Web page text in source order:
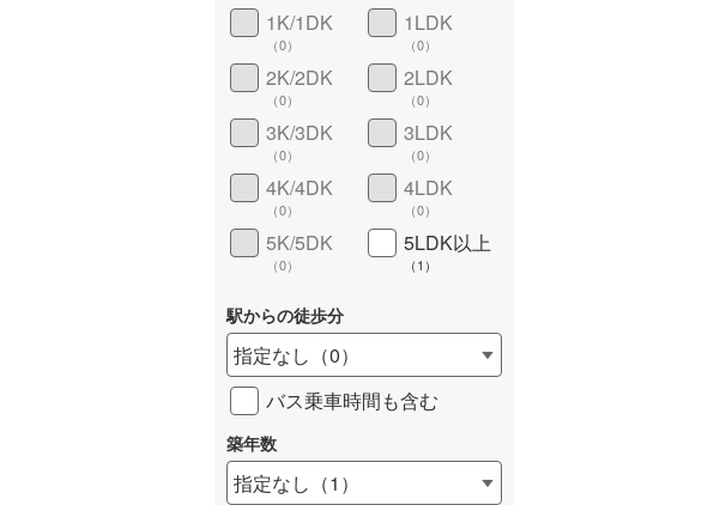
1K/1DK
（0）
1LDK
（0）
2K/2DK
（0）
2LDK
（0）
3K/3DK
（0）
3LDK
（0）
4K/4DK
（0）
4LDK
（0）
5K/5DK
（0）
5LDK以上
（1 ）
駅からの徒歩分
指定なし （0）
バス乗車時間も含む
築年数
指定なし （1 ）
詳しく見る